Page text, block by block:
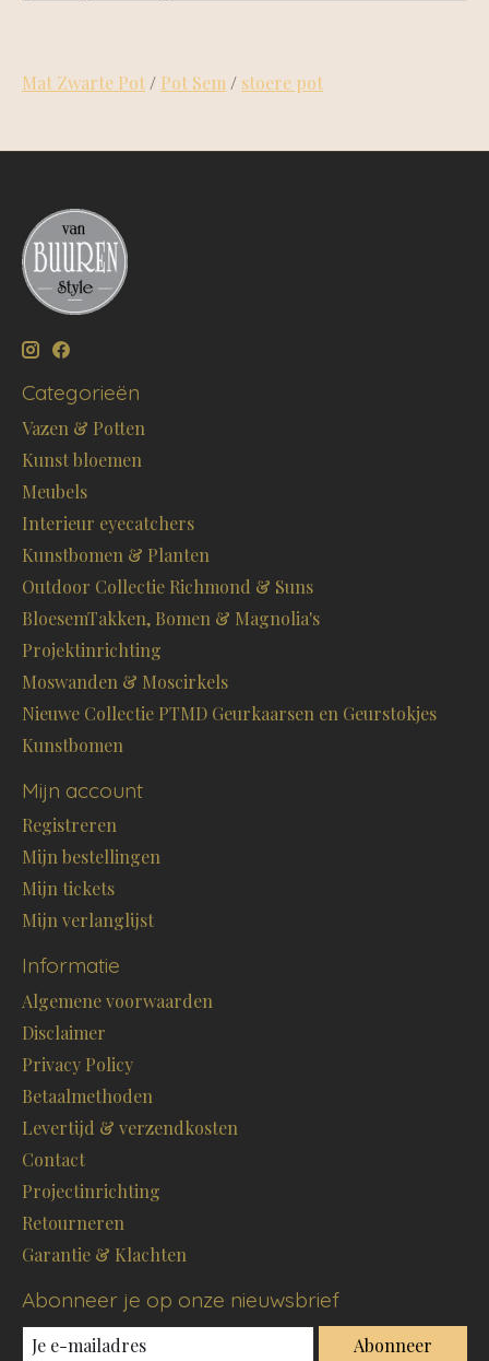
Mat Zwarte Pot / Pot Sem / stoere pot
Categorieën
Vazen & Potten
Kunst bloemen
Meubels
Interieur eyecatchers
Kunstbomen & Planten
Outdoor Collectie Richmond & Suns
BloesemTakken, Bomen & Magnolia's
Projektinrichting
Moswanden & Moscirkels
Nieuwe Collectie PTMD Geurkaarsen en Geurstokjes
Kunstbomen
Mijn account
Registreren
Mijn bestellingen
Mijn tickets
Mijn verlanglijst
Informatie
Algemene voorwaarden
Disclaimer
Privacy Policy
Betaalmethoden
Levertijd & verzendkosten
Contact
Projectinrichting
Retourneren
Garantie & Klachten
Abonneer je op onze nieuwsbrief
Abonneer